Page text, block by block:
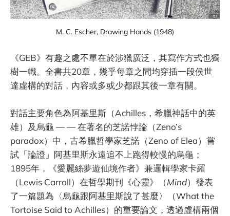
M. C. Escher, Drawing Hands (1948)
《GEB》有趣之處不單在於涉獵廣泛，其寫作方式也獨
樹一幟。全書共20章，幾乎每章之間均穿插一段侯世
達虛構的對話，內容或多或少都跟其後一章有關。
對話主要角色為阿基里斯（Achilles，希臘神話中的英
雄）及烏龜 — — 在著名的芝諾悖論（Zeno’s
paradox）中，古希臘哲學家芝諾（Zeno of Elea）嘗
試「論證」阿基里斯永遠追不上跑得較慢的烏龜；
1895年，《愛麗絲夢遊仙境作者》兼邏輯學家卡羅
（Lewis Carroll）在哲學期刊《心靈》（Mind）發表
了一篇題為〈烏龜跟阿基里斯說了甚麼〉（What the
Tortoise Said to Achilles）的重要論文，透過虛構兩個